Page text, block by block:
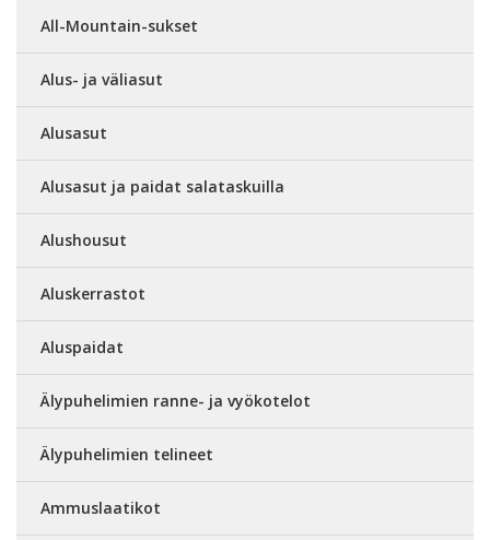
All-Mountain-sukset
Alus- ja väliasut
Alusasut
Alusasut ja paidat salataskuilla
Alushousut
Aluskerrastot
Aluspaidat
Älypuhelimien ranne- ja vyökotelot
Älypuhelimien telineet
Ammuslaatikot